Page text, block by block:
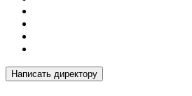
Написать директору